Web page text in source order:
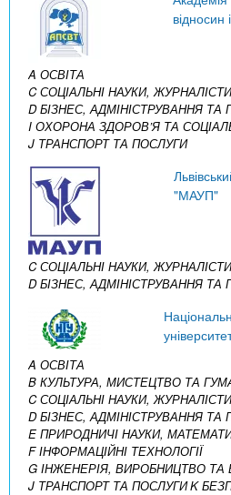
A ОСВІТА
C СОЦІАЛЬНІ НАУКИ,
D БІЗНЕС, АДМІНІСТРУВАННЯ ТА
I ОХОРОНА ЗДОРОВ’Я ТА
J ТРАНСПОРТ ТА ПОСЛУГИ
"МАУП"
C СОЦІАЛЬНІ НАУКИ,
D БІЗНЕС, АДМІНІСТРУВАННЯ ТА
A ОСВІТА
B КУЛЬТУРА, МИСТЕЦТВО ТА
C СОЦІАЛЬНІ НАУКИ,
D БІЗНЕС, АДМІНІСТРУВАННЯ ТА
E ПРИРОДНИЧІ НАУКИ,
F ІНФОРМАЦІЙНІ ТЕХНОЛОГІЇ
G ІНЖЕНЕРІЯ, ВИРОБНИЦТВО ТА
J ТРАНСПОРТ ТА ПОСЛУГИK